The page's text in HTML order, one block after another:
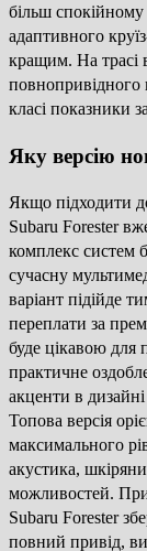
більш
адаптивного
кращим. На трасі
класі показники
Яку версію
Якщо підходити
Subaru Forester
комплекс систем
сучасну
варіант підійде
переплати за
буде цікавою для
практичне
акценти в
Топова версія
максимального
акустика,
можливостей. При
Subaru Forester
повний привід,